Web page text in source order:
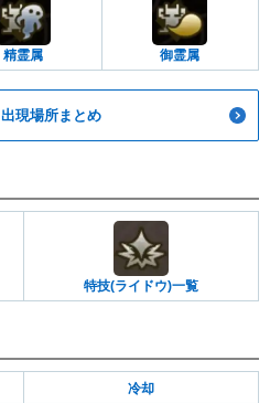
精霊属 御霊属
現場所まとめ
特技(ライドウ)一覧
冷却